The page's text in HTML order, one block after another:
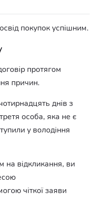
покупок успішним.
протягом
причин.
днів з
особа, яка не є
у володіння
на відкликання, ви
чіткої заяви